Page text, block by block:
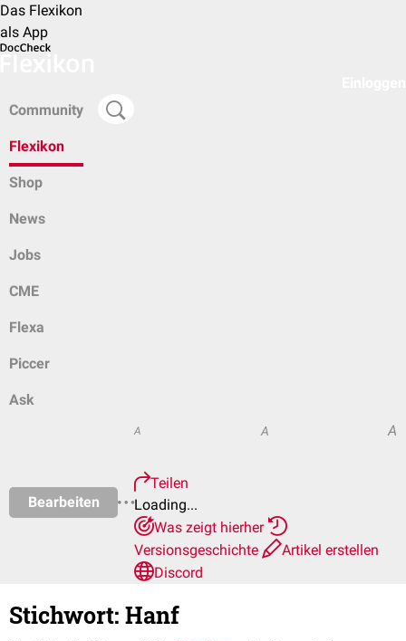
Das Flexikon
als App
Community
Flexikon
Shop
News
Jobs
CME
Flexa
Piccer
Ask
Bearbeiten
A A A
Teilen
Loading...
Was zeigt hierher
Versionsgeschichte
Artikel erstellen
Discord
Stichwort: Hanf